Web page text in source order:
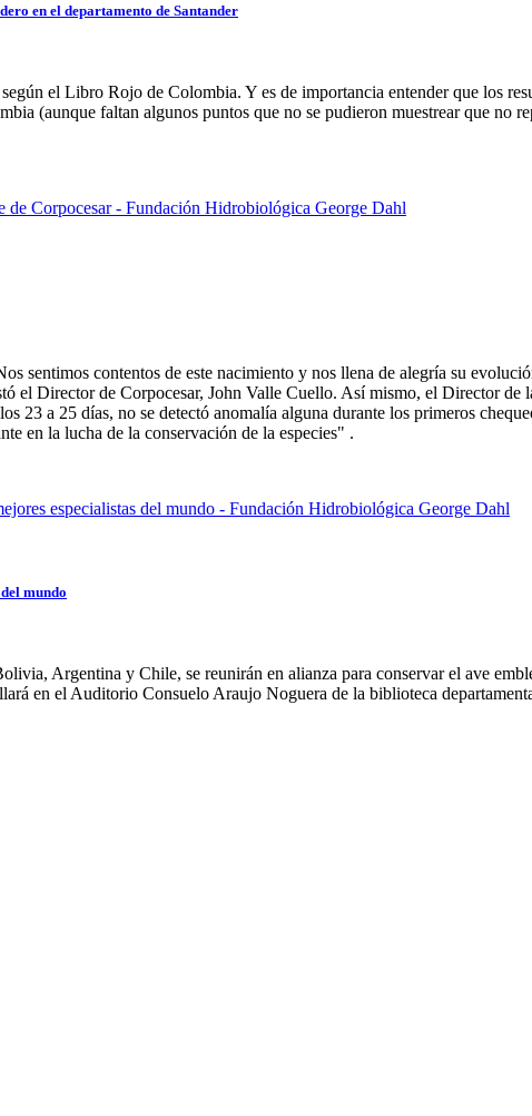
en el departamento de Santander
el Libro Rojo de Colombia. Y es de importancia entender que los
(aunque faltan algunos puntos que no se pudieron muestrear que no
sentimos contentos de este nacimiento y nos llena de alegría su
el Director de Corpocesar, John Valle Cuello. Así mismo, el Director de
a 25 días, no se detectó anomalía alguna durante los primeros
en la lucha de la conservación de la especies" .
mundo
Argentina y Chile, se reunirán en alianza para conservar el ave
en el Auditorio Consuelo Araujo Noguera de la biblioteca